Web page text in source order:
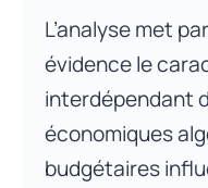
L’analyse met
évidence le
interdépendant
économiques
budgétaires